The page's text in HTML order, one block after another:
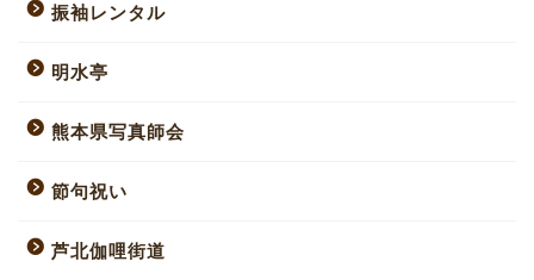
振袖レンタル
明水亭
熊本県写真師会
節句祝い
芦北伽哩街道